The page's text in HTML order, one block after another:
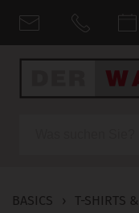
BASICS › T-SHIRTS